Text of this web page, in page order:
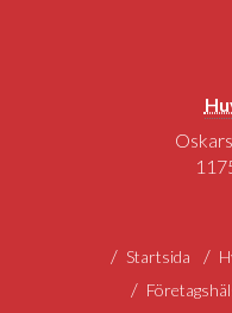
Startsida